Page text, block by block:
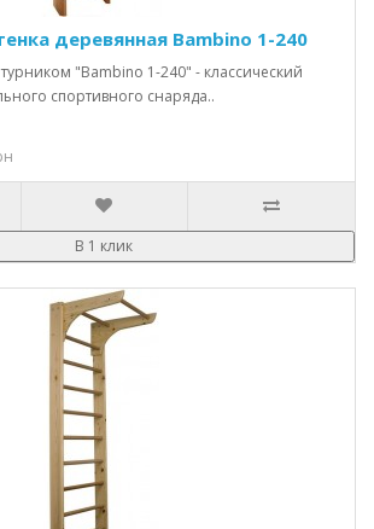
деревянная Bambino 1-240
"Bambino 1-240" - классический
спортивного снаряда..
В 1 клик